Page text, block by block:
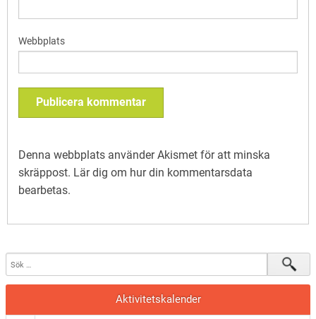
Webbplats
Denna webbplats använder Akismet för att minska
skräppost. Lär dig om hur din kommentarsdata
bearbetas.
Aktivitetskalender